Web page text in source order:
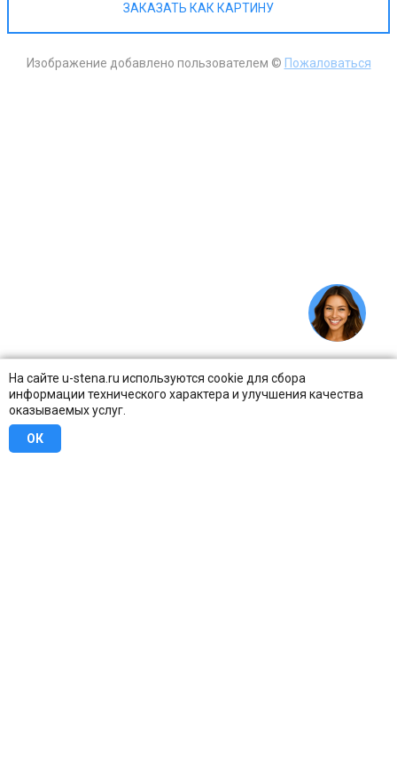
На сайте u-stena.ru используются cookie для сбора
информации технического характера и улучшения качества
оказываемых услуг.
ОК
ЗАКАЗАТЬ КАК КАРТИНУ
Изображение добавлено пользователем © Пожаловаться